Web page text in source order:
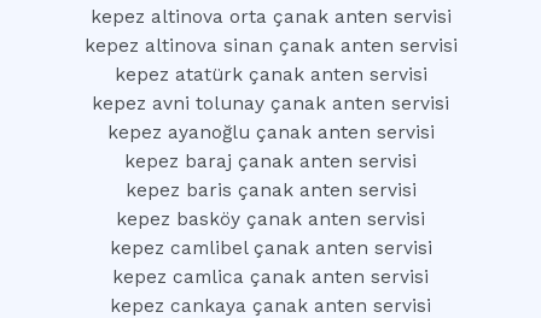
kepez altinova orta çanak anten servisi
kepez altinova sinan çanak anten servisi
kepez atatürk çanak anten servisi
kepez avni tolunay çanak anten servisi
kepez ayanoğlu çanak anten servisi
kepez baraj çanak anten servisi
kepez baris çanak anten servisi
kepez basköy çanak anten servisi
kepez camlibel çanak anten servisi
kepez camlica çanak anten servisi
kepez cankaya çanak anten servisi